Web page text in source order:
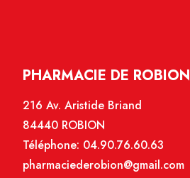
PHARMACIE DE ROBION
216 Av. Aristide Briand
84440 ROBION
Téléphone: 04.90.76.60.63
pharmaciederobion@gmail.com